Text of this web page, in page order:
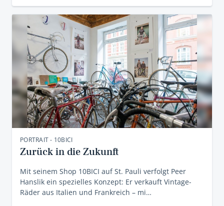
PORTRAIT - 10BICI
Zurück in die Zukunft
Mit seinem Shop 10BICI auf St. Pauli verfolgt Peer
Hanslik ein spezielles Konzept: Er verkauft Vintage-
Räder aus Italien und Frankreich – mi…